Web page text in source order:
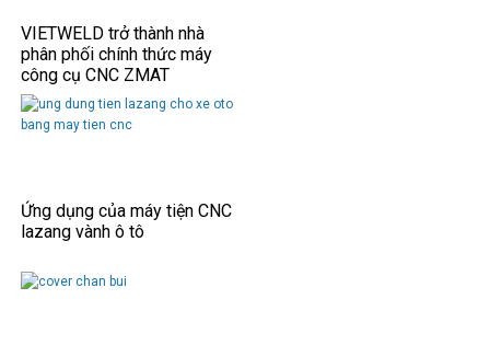
VIETWELD trở thành nhà
phân phối chính thức máy
công cụ CNC ZMAT
Ứng dụng của máy tiện CNC
lazang vành ô tô